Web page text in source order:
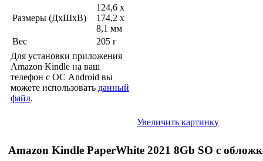
Размеры (ДхШхВ)
124,6 x
174,2 x
8,1 мм
Вес
205 г
Для установки приложения
Amazon Kindle на ваш
телефон с ОС Android вы
можете использовать данный
файл.
Увеличить картинку
Amazon Kindle PaperWhite 2021 8Gb SO с